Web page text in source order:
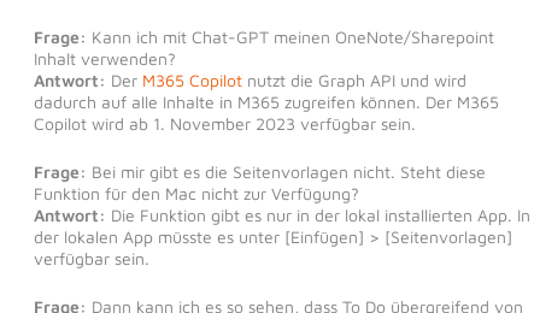
Frage: Kann ich mit Chat-GPT meinen OneNote/Sharepoint
Inhalt verwenden?
Antwort: Der M365 Copilotnutzt die Graph API und wird
dadurch auf alle Inhalte in M365 zugreifen können. Der M365
Copilot wird ab 1. November 2023 verfügbar sein.
Frage: Bei mir gibt es die Seitenvorlagen nicht. Steht diese
Funktion für den Mac nicht zur Verfügung?
Antwort: Die Funktion gibt es nur in der lokal installierten App. In
der lokalen App müsste es unter [Einfügen] > [Seitenvorlagen]
verfügbar sein.
Frage: Dann kann ich es so sehen, dass To Do übergreifend von